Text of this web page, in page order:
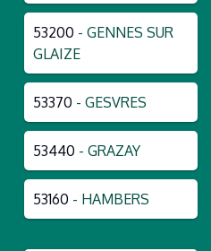
53200 - GENNES SUR
GLAIZE
53370 - GESVRES
53440 - GRAZAY
53160 - HAMBERS